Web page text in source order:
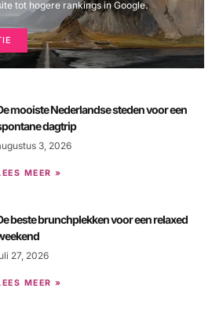
tot hogere rankings in Google.
mooiste Nederlandse steden voor een
dagtrip
3, 2026
MEER »
beste brunchplekken voor een relaxed
27, 2026
MEER »